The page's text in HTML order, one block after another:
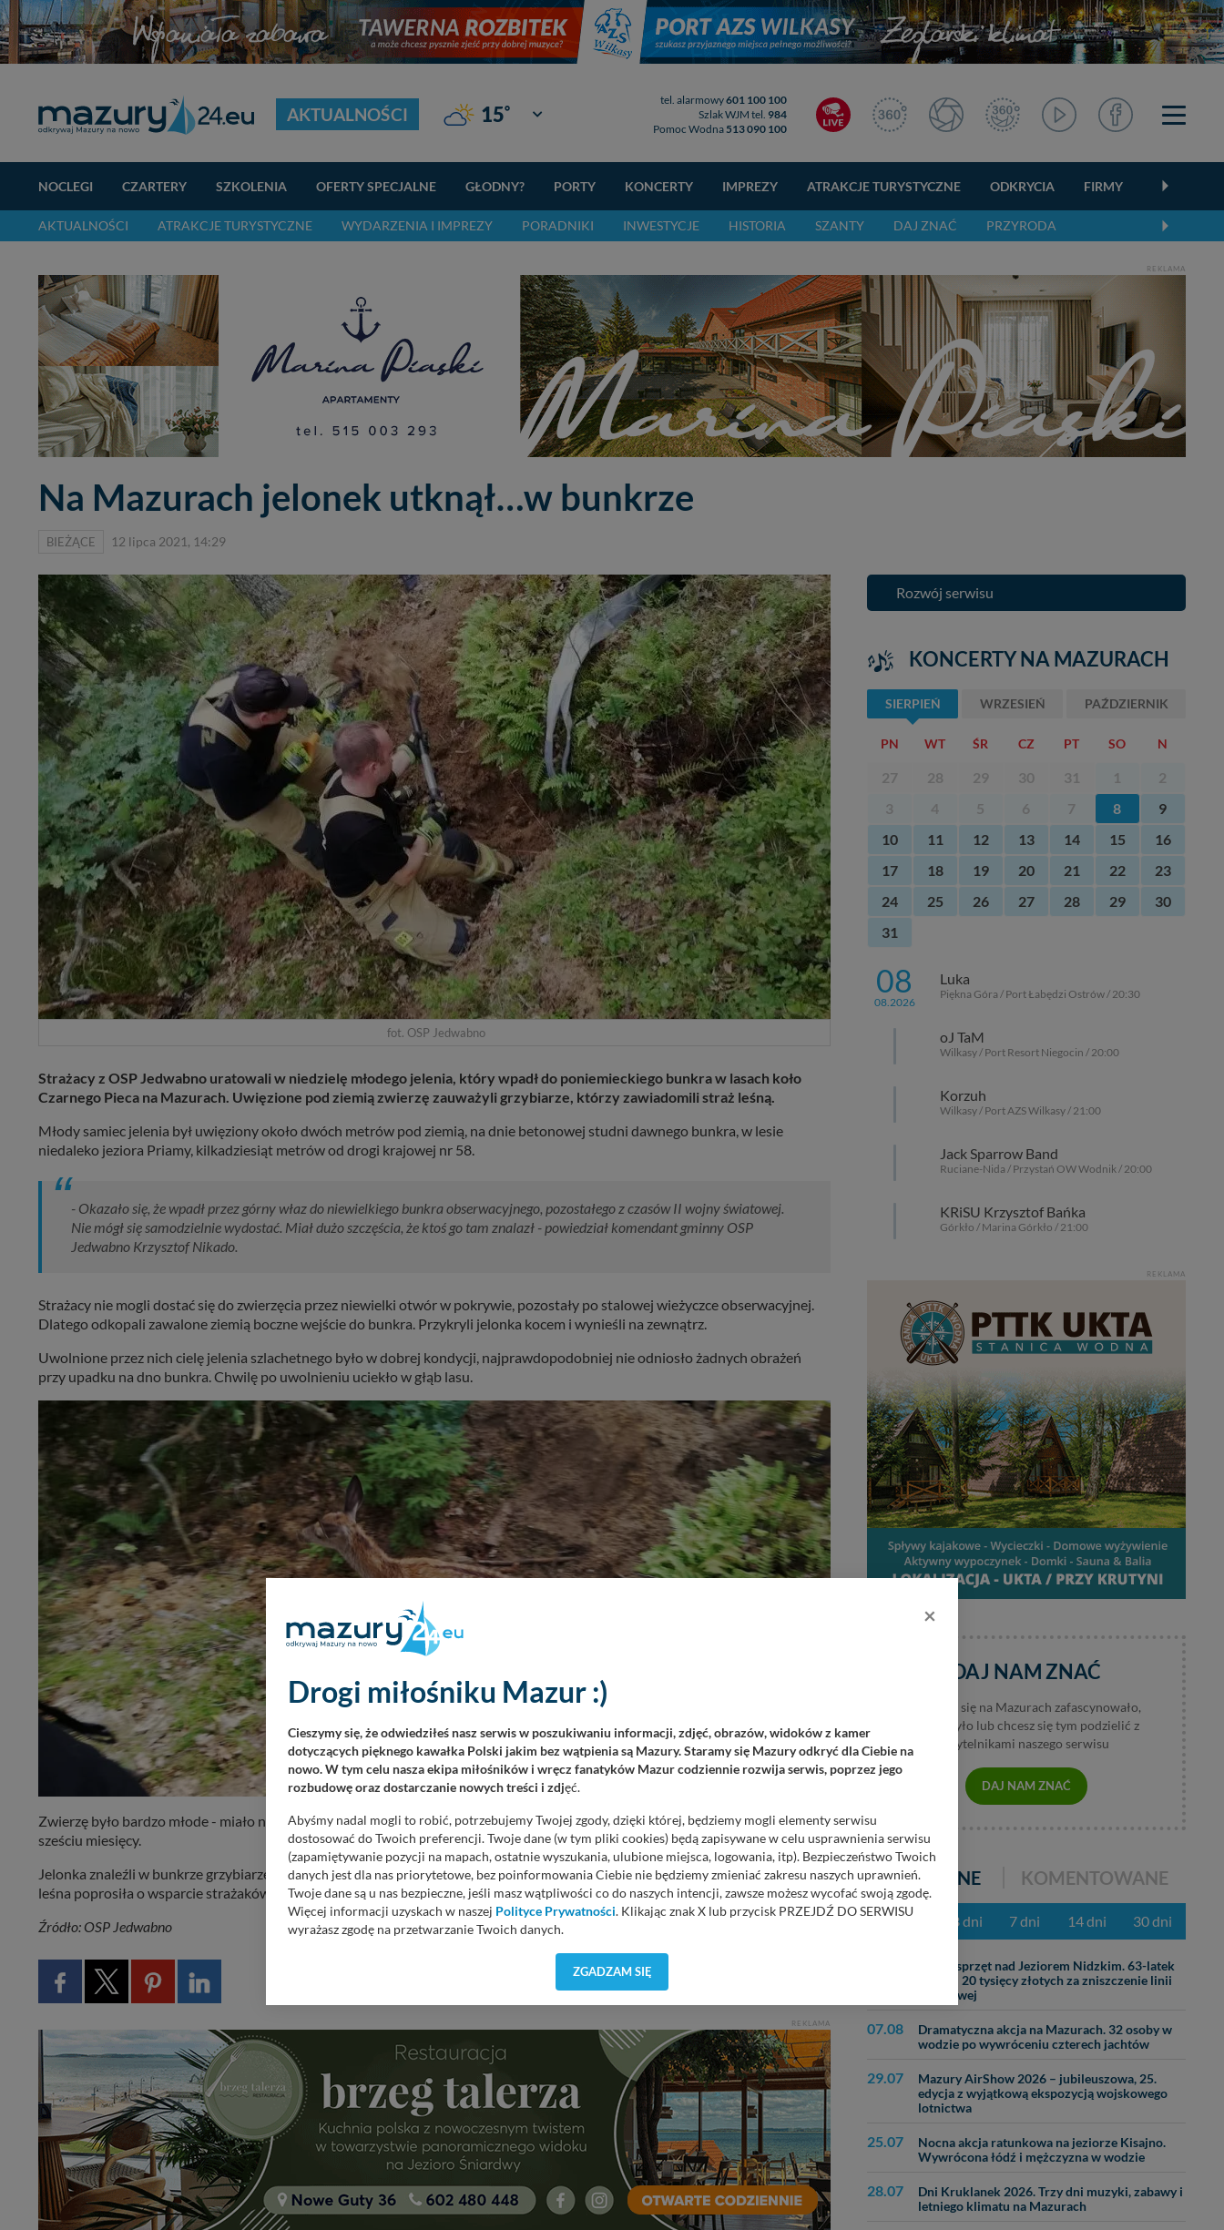
AKTUALNOŚCI 15° Giżycko
tel. alarmowy601 100 100
Szlak WJM tel. 984
Pomoc Wodna 513 090 100
NOCLEGI CZARTERY SZKOLENIA OFERTY SPECJALNE GŁODNY? PORTY KONCERTY IMPREZY ATRAKCJE TURYSTYCZNE ODKRYCIA FIRMY
AKTUALNOŚCI ATRAKCJE TURYSTYCZNE WYDARZENIA I IMPREZY PORADNIKI INWESTYCJE HISTORIA SZANTY DAJ ZNAĆ PRZYRODA
REKLAMA
Na Mazurach jelonek utknął…w bunkrze
BIEŻĄCE 12 lipca 2021, 14:29
fot. OSP Jedwabno
Strażacy z OSP Jedwabno uratowali w niedzielę młodego jelenia, który wpadł do poniemieckiego bunkra w lasach koło
Czarnego Pieca na Mazurach. Uwięzione pod ziemią zwierzę zauważyli grzybiarze, którzy zawiadomili straż leśną.
Młody samiec jelenia był uwięziony około dwóch metrów pod ziemią, na dnie betonowej studni dawnego bunkra, w lesie
niedaleko jeziora Priamy, kilkadziesiąt metrów od drogi krajowej nr 58.
- Okazało się, że wpadł przez górny właz do niewielkiego bunkra obserwacyjnego, pozostałego z czasów II wojny światowej.
Nie mógł się samodzielnie wydostać. Miał dużo szczęścia, że ktoś go tam znalazł - powiedział komendant gminny OSP
Jedwabno Krzysztof Nikado.
Strażacy nie mogli dostać się do zwierzęcia przez niewielki otwór w pokrywie, pozostały po stalowej wieżyczce obserwacyjnej.
Dlatego odkopali zawalone ziemią boczne wejście do bunkra. Przykryli jelonka kocem i wynieśli na zewnątrz.
Uwolnione przez nich cielę jelenia szlachetnego było w dobrej kondycji, najprawdopodobniej nie odniosło żadnych obrażeń
przy upadku na dno bunkra. Chwilę po uwolnieniu uciekło w głąb lasu.
Zwierzę było bardzo młode - miało na bokach i grzbiecie charakterystyczne jasne cętki, które zanikają u jeleni w wieku około
sześciu miesięcy.
Jelonka znaleźli w bunkrze grzybiarze, którzy zadzwonili na punkt alarmowo-dyspozycyjny Nadleśnictwa Jedwabno, a straż
leśna poprosiła o wsparcie strażaków.
Źródło: OSP Jedwabno
REKLAMA
Rozwój serwisu
KONCERTY NA MAZURACH
SIERPIEŃ WRZESIEŃ PAŹDZIERNIK
PN WT ŚR CZ PT SO N
27 28 29 30 31 1
2
3
4 5 6 7 8
9
10
11 12 13 14 15
16
17
18 19 20 21 22
23
24
25 26 27 28 29
30
31
08
08.2026
Luka
Piękna Góra / Port Łabędzi Ostrów / 20:30
oJ TaM
Wilkasy / Port Resort Niegocin / 20:00
Korzuh
Wilkasy / Port AZS Wilkasy / 21:00
Jack Sparrow Band
Ruciane-Nida / Przystań OW Wodnik / 20:00
KRiSU Krzysztof Bańka
Górkło / Marina Górkło / 21:00
REKLAMA
DAJ NAM ZNAĆ
Jeśli coś się na Mazurach zafascynowało,
wzburzyło lub chcesz się tym podzielić z
czytelnikami naszego serwisu
DAJ NAM ZNAĆ
POPULARNE KOMENTOWANE
z ostatnich 3 dni 7 dni 14 dni 30 dni
Ciężki sprzęt nad Jeziorem Nidzkim. 63-latek
zapłaci 20 tysięcy złotych za zniszczenie linii
brzegowej
07.08
Dramatyczna akcja na Mazurach. 32 osoby w
wodzie po wywróceniu czterech jachtów
29.07
Mazury AirShow 2026 – jubileuszowa, 25.
edycja z wyjątkową ekspozycją wojskowego
lotnictwa
25.07
Nocna akcja ratunkowa na jeziorze Kisajno.
Wywrócona łódź i mężczyzna w wodzie
28.07
Dni Kruklanek 2026. Trzy dni muzyki, zabawy i
letniego klimatu na Mazurach
×
Drogi miłośniku Mazur :)
Cieszymy się, że odwiedziłeś nasz serwis w poszukiwaniu informacji, zdjęć, obrazów, widoków z kamer
dotyczących pięknego kawałka Polski jakim bez wątpienia są Mazury. Staramy się Mazury odkryć dla Ciebie na
nowo. W tym celu nasza ekipa miłośników i wręcz fanatyków Mazur codziennie rozwija serwis, poprzez jego
rozbudowę oraz dostarczanie nowych treści i zdjęć.
Abyśmy nadal mogli to robić, potrzebujemy Twojej zgody, dzięki której, będziemy mogli elementy serwisu
dostosować do Twoich preferencji. Twoje dane (w tym pliki cookies) będą zapisywane w celu usprawnienia serwisu
(zapamiętywanie pozycji na mapach, ostatnie wyszukania, ulubione miejsca, logowania, itp). Bezpieczeństwo Twoich
danych jest dla nas priorytetowe, bez poinformowania Ciebie nie będziemy zmieniać zakresu naszych uprawnień.
Twoje dane są u nas bezpieczne, jeśli masz wątpliwości co do naszych intencji, zawsze możesz wycofać swoją zgodę.
Więcej informacji uzyskach w naszej Polityce Prywatności. Klikając znak X lub przycisk PRZEJDŹ DO SERWISU
wyrażasz zgodę na przetwarzanie Twoich danych.
Wyjątkiem jest sytuacja, gdy przekazanie Twoich danych jest elementem usługi (przekazanie danych z formularza
Administratorem Twoich danych jest: Agencja Reklamowa Kreacja Monika Borkowska, z siedzibą ul. Wiejska 17,
11-500 Giżycko. Możesz z nami skontaktować się za pośrednictwem tejstrony.
W każdej chwili możesz: zażądać dostępu do swoich danych, zażądać ich poprawienia lub usunięcia, zabronić ich
przetwarzania. Pamiętaj jednak, że nie zawsze jest możliwe techniczne zrealizowanie Twoich praw w odniesieniu do
informacji zawartych w plikach cookies. Twoja przeglądarka umożliwia Ci skasowanie tych plików - w pewnych
przypadkach nie możemy tego zrobić za Ciebie.
Dziękujemy, i życzmy miłego odkrywania Mazur na nowo...
ZGADZAM SIĘ